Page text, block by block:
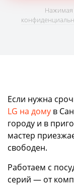
Нажимая
Если нужна
LG на дому в
городу и в
мастер
свободен.
Работаем с
серий — от